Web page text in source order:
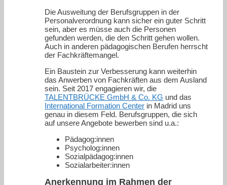
Die Ausweitung der Berufsgruppen in der
Personalverordnung kann sicher ein guter Schritt
sein, aber es müsse auch die Personen
gefunden werden, die den Schritt gehen wollen.
Auch in anderen pädagogischen Berufen herrscht
der Fachkräftemangel.
Ein Baustein zur Verbesserung kann weiterhin
das Anwerben von Fachkräften aus dem Ausland
sein. Seit 2017 engagieren wir, die
TALENTBRÜCKE GmbH & Co. KG und das
International Formation Center in Madrid uns
genau in diesem Feld. Berufsgruppen, die sich
auf unsere Angebote bewerben sind u.a.:
Pädagog:innen
Psycholog:innen
Sozialpädagog:innen
Sozialarbeiter:innen
Anerkennung im Rahmen der